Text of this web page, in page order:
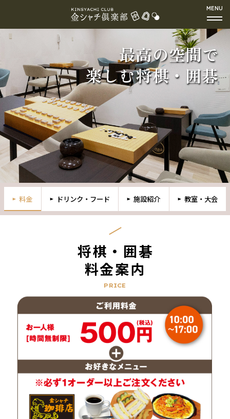
最高の空間で
楽しむ将棋・囲碁
料金 ドリンク・フード 施設紹介 教室・大会
将棋・囲碁
料金案内
PRICE